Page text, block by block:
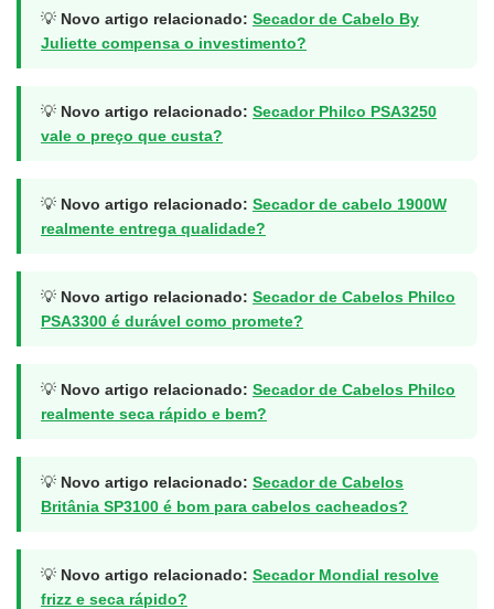
💡 Novo artigo relacionado: Secador de Cabelo By
Juliette compensa o investimento?
💡 Novo artigo relacionado: Secador Philco PSA3250
vale o preço que custa?
💡 Novo artigo relacionado: Secador de cabelo 1900W
realmente entrega qualidade?
💡 Novo artigo relacionado: Secador de Cabelos Philco
PSA3300 é durável como promete?
💡 Novo artigo relacionado: Secador de Cabelos Philco
realmente seca rápido e bem?
💡 Novo artigo relacionado: Secador de Cabelos
Britânia SP3100 é bom para cabelos cacheados?
💡 Novo artigo relacionado: Secador Mondial resolve
frizz e seca rápido?